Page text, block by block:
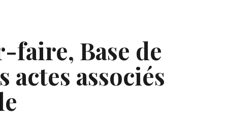
faire, Base de
associés